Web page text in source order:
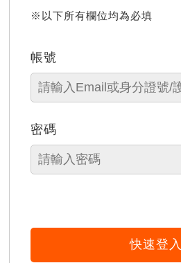
※以下所有欄位均為必填
帳號
密碼
快速登入